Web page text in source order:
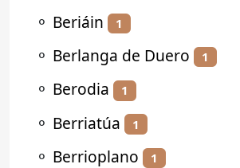
⚬ Beriáin 1
⚬ Berlanga de Duero 1
⚬ Berodia 1
⚬ Berriatúa 1
⚬ Berrioplano 1